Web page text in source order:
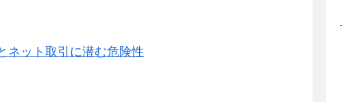
ネット取引に潜む危険性